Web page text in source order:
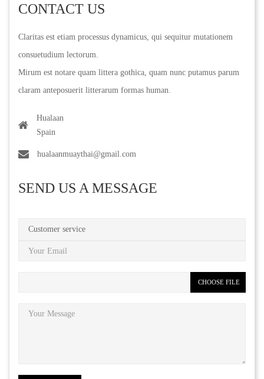
CONTACT US
Claritas est etiam processus dynamicus, qui sequitur mutationem
consuetudium lectorum.
Mirum est notare quam littera gothica, quam nunc putamus parum
claram anteposuerit litterarum formas human.
Hualaan
Spain
hualaanmuaythai@gmail.com
SEND US A MESSAGE
CHOOSE FILE